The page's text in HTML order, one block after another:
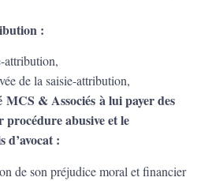
:
attribution,
de la saisie-attribution,
MCS & Associés à lui payer des
procédure abusive et le
d’avocat :
de son préjudice moral et financier